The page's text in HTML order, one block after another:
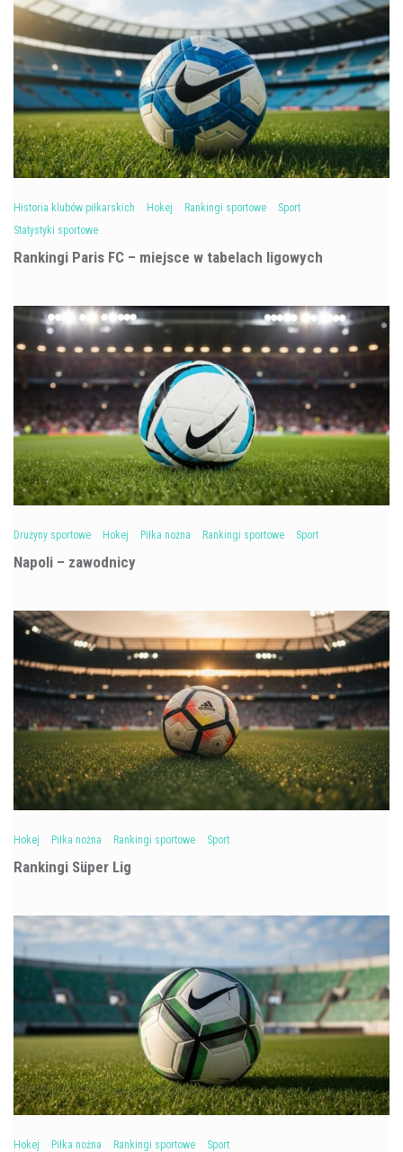
Historia klubów piłkarskich Hokej Rankingi sportowe
Sport
Statystyki sportowe
Rankingi Paris FC – miejsce w tabelach ligowych
Drużyny sportowe Hokej Piłka nożna Rankingi sportowe Sport
Napoli – zawodnicy
Hokej Piłka nożna Rankingi sportowe Sport
Rankingi Süper Lig
Hokej Piłka nożna Rankingi sportowe Sport